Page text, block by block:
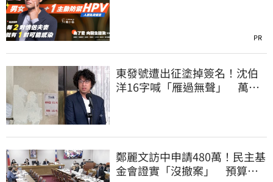
PR
東發號遭出征塗掉簽名！沈伯
洋16字喊「雁過無聲」 萬人
鄭麗文訪中申請480萬！民主基
金會證實「沒撤案」 預算被